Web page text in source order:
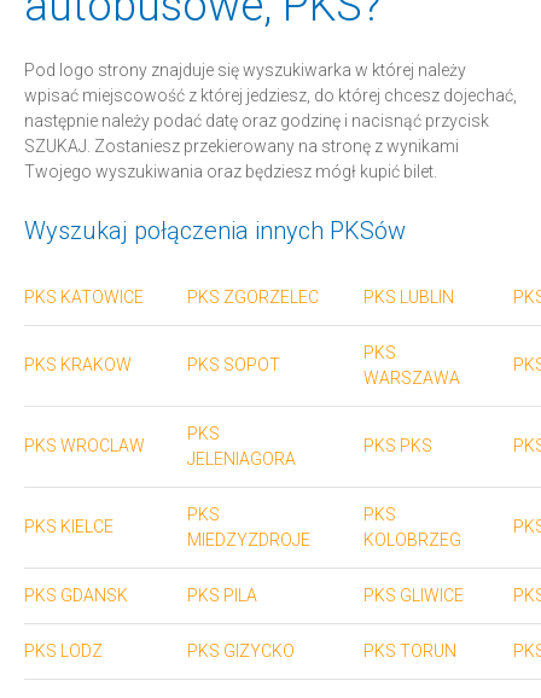
Pod logo strony znajduje się wyszukiwarka w której należy
wpisać miejscowość z której jedziesz, do której chcesz dojechać,
następnie należy podać datę oraz godzinę i nacisnąć przycisk
SZUKAJ. Zostaniesz przekierowany na stronę z wynikami
Twojego wyszukiwania oraz będziesz mógł kupić bilet.
Wyszukaj połączenia innych PKSów
PKS KATOWICE PKS ZGORZELEC PKS LUBLIN
PKS KRAKOW PKS SOPOT
PKS
WARSZAWA
PKS WROCLAW
PKS
JELENIAGORA
PKS PKS
PKS KIELCE
PKS
MIEDZYZDROJE
PKS
KOLOBRZEG
PKS GDANSK PKS PILA PKS GLIWICE
PKS LODZ PKS GIZYCKO PKS TORUN